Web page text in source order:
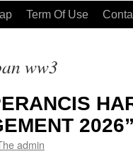
Term Of Use
ww3
admin